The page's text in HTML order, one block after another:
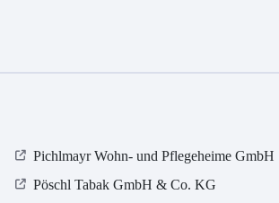
Pichlmayr Wohn- und Pflegeheime GmbH
Pöschl Tabak GmbH & Co. KG